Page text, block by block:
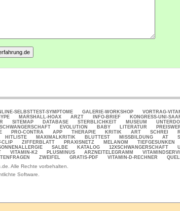
SELBSTTEST-SYMPTOME GALERIE-WORKSHOP VORTRAG-
MARSHALL-HOAX ARZT INFO-BRIEF KONGRESS-UNI-
SITEMAP DATABASE STERBLICHKEIT MUSEUM
SCHWANGERSCHAFT EVOLUTION BABY LITERATUR
PRO-CONTRA APP THERAPIE KRITIK ART SCHREI
HITLISTE MAXIMALKRITIK BLUTTEST MISSBILDUNG AT
CLIP ZIFFERBLATT PRAXISNETZ MELANOM TIEFGESUNKEN
SALBE KATALOG 12XSCHWANGERSCHAFT
VITAMIN-K2 PLUSMINUS ARZNEITELEGRAMM
ZWEIFEL GRATIS-PDF VITAMIN-D-RECHNER
Alle Rechte vorbehalten.
Software.